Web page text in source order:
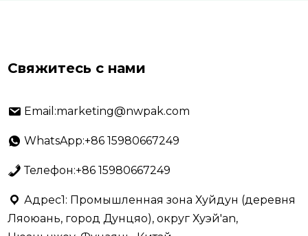
Свяжитесь с нами
Email:marketing@nwpak.com
WhatsApp:+86 15980667249
Телефон:+86 15980667249
Адрес1: Промышленная зона Хуйдун (деревня
Ляоюань, город Дунцяо), округ Хуэй'an,